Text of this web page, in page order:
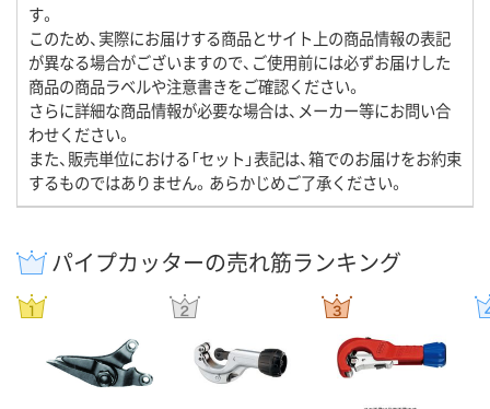
す。
このため、実際にお届けする商品とサイト上の商品情報の表記
が異なる場合がございますので、ご使用前には必ずお届けした
商品の商品ラベルや注意書きをご確認ください。
さらに詳細な商品情報が必要な場合は、メーカー等にお問い合
わせください。
また、販売単位における「セット」表記は、箱でのお届けをお約束
するものではありません。あらかじめご了承ください。
パイプカッターの売れ筋ランキング